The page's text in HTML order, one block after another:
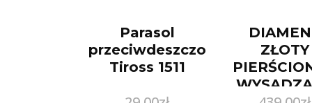
Parasol
przeciwdeszczowy
Tiross 1511
ZŁOTY